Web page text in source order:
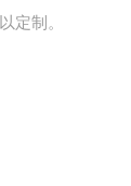
定制。